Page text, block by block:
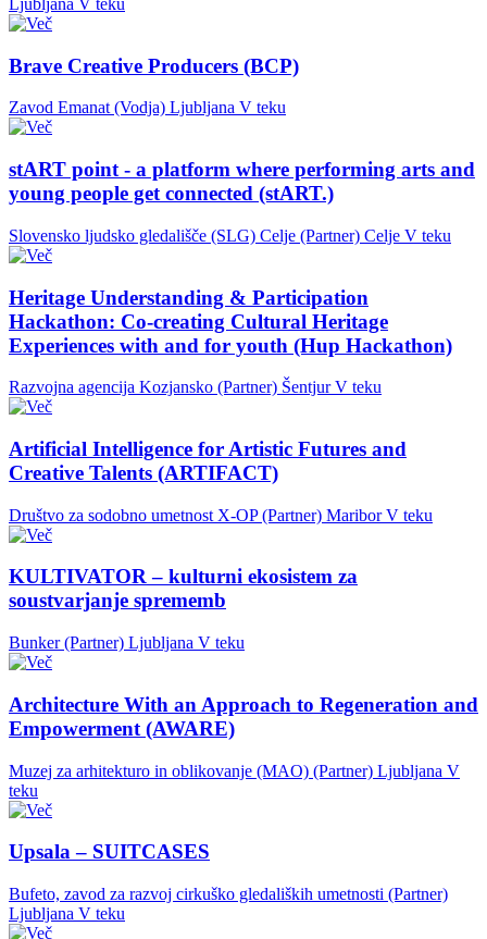
Ljubljana V teku
Brave Creative Producers (BCP)
Zavod Emanat (Vodja) Ljubljana V teku
stART point - a platform where performing arts and
young people get connected (stART.)
Slovensko ljudsko gledališče (SLG) Celje (Partner) Celje V teku
Heritage Understanding & Participation
Hackathon: Co-creating Cultural Heritage
Experiences with and for youth (Hup Hackathon)
Razvojna agencija Kozjansko (Partner) Šentjur V teku
Artificial Intelligence for Artistic Futures and
Creative Talents (ARTIFACT)
Društvo za sodobno umetnost X-OP (Partner) Maribor V teku
KULTIVATOR – kulturni ekosistem za
soustvarjanje sprememb
Bunker (Partner) Ljubljana V teku
Architecture With an Approach to Regeneration and
Empowerment (AWARE)
Muzej za arhitekturo in oblikovanje (MAO) (Partner) Ljubljana V
teku
Upsala – SUITCASES
Bufeto, zavod za razvoj cirkuško gledaliških umetnosti (Partner)
Ljubljana V teku